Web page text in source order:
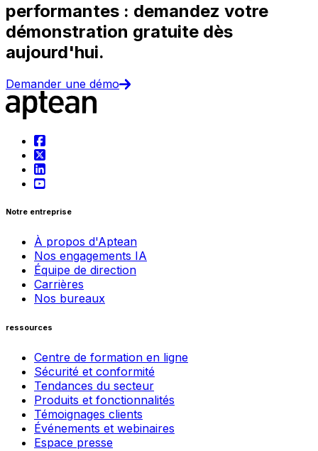
performantes : demandez votre
démonstration gratuite dès
aujourd'hui.
Demander une démo
Notre entreprise
À propos d'Aptean
Nos engagements IA
Équipe de direction
Carrières
Nos bureaux
ressources
Centre de formation en ligne
Sécurité et conformité
Tendances du secteur
Produits et fonctionnalités
Témoignages clients
Événements et webinaires
Espace presse